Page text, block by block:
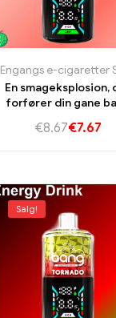
,Engangs e-
En smageksplosion,
forfører din gane
kiwi
€8.67€7.67
Salg!